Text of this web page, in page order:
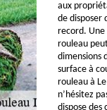
aux
de disposer
record. Une
rouleau
dimensions
surface à
rouleau à
n’hésitez
dispose des